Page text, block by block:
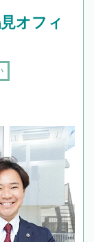
オフィ